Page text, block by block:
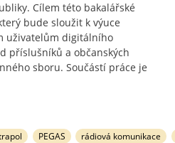
Cílem této bakalářské
bude sloužit k výuce
uživatelům digitálního
příslušníků a občanských
sboru. Součástí práce je
PEGAS rádiová komunikace